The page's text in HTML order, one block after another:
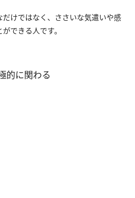
けではなく、ささいな気遣いや感
できる人です。
的に関わる